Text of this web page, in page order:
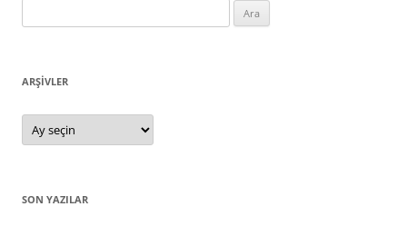
ARŞIVLER
Arşivler
SON YAZILAR